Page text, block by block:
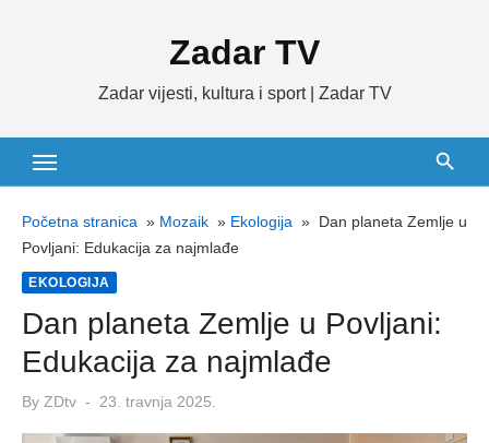
Zadar TV
Zadar vijesti, kultura i sport | Zadar TV
Početna stranica » Mozaik » Ekologija » Dan planeta Zemlje u
Povljani: Edukacija za najmlađe
EKOLOGIJA
Dan planeta Zemlje u Povljani:
Edukacija za najmlađe
By ZDtv
Posted
23. travnja 2025.